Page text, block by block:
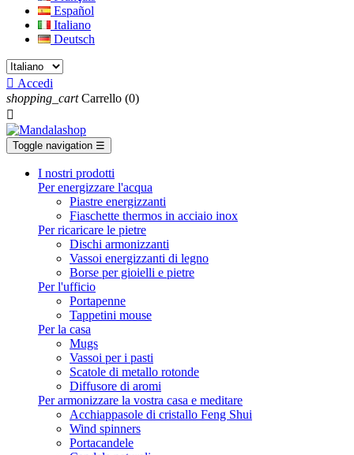
Español
Italiano
Deutsch
 Accedi
shopping_cart Carrello (0)

Toggle navigation ☰
I nostri prodotti
Per energizzare l'acqua
Piastre energizzanti
Fiaschette thermos in acciaio inox
Per ricaricare le pietre
Dischi armonizzanti
Vassoi energizzanti di legno
Borse per gioielli e pietre
Per l'ufficio
Portapenne
Tappetini mouse
Per la casa
Mugs
Vassoi per i pasti
Scatole di metallo rotonde
Diffusore di aromi
Per armonizzare la vostra casa e meditare
Acchiappasole di cristallo Feng Shui
Wind spinners
Portacandele